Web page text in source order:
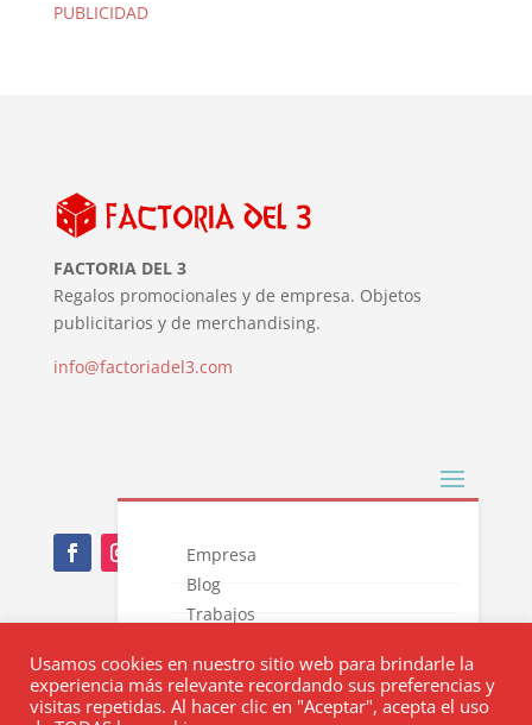
PUBLICIDAD
FACTORIA DEL 3
Regalos promocionales y de empresa. Objetos
publicitarios y de merchandising.
info@factoriadel3.com
Empresa
Blog
Trabajos
Catálogos
Contacto
Nota Legal
Política de privacidad
Política de cookies
Usamos cookies en nuestro sitio web para brindarle la
experiencia más relevante recordando sus preferencias y
visitas repetidas. Al hacer clic en "Aceptar", acepta el uso